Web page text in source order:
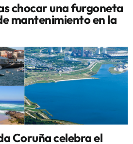
chocar una furgoneta
mantenimiento en la
Coruña celebra el